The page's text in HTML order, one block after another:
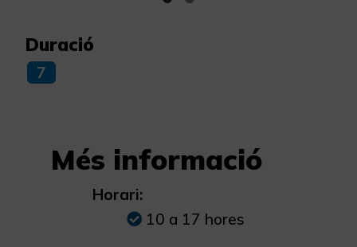
Duració
7
Més informació
Horari:
10 a 17 hores